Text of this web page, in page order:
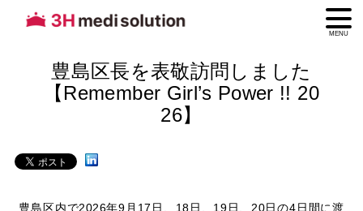
MENU
豊島区長を表敬訪問しました
【Remember Girl’s Power !! 20
26】
豊島区内で2026年9月17日、18日、19日、20日の4日間に渡